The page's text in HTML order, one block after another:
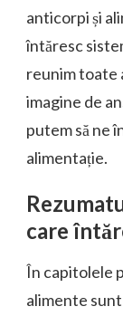
anticorpi și
întăresc
reunim toate
imagine de
putem să ne
alimentație.
care
În capitolele
alimente